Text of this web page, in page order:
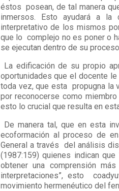
éstos posean, de tal manera
inmersos. Esto ayudará a la
interpretativo de los mismos
que lo complejo no es poner o
se ejecutan dentro de su
La edificación de su propio
oportunidades que el docente
toda vez, que esta propugna la
por reconocerse como
esto lo crucial que resulta en
De manera tal, que en esta
ecoformación al proceso de
General a través del análisis
(1987:159) quienes indican
obtener una comprensión
interpretaciones”, esto
movimiento hermenéutico del